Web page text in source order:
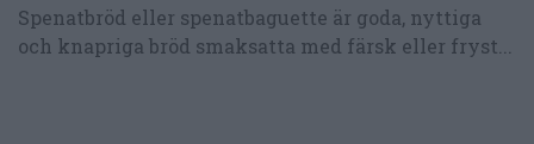
Spenatbröd eller spenatbaguette är goda, nyttiga
och knapriga bröd smaksatta med färsk eller fryst...